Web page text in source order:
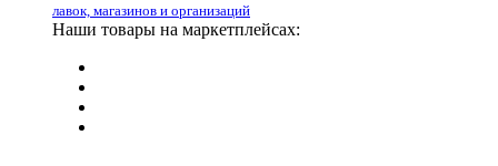
лавок, магазинов и организаций
Наши товары на маркетплейсах: